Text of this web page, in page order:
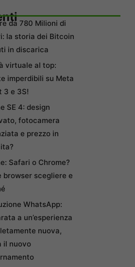
da 780 Milioni di
la storia dei Bitcoin
in discarica
virtuale al top:
imperdibili su Meta
3 e 3S!
SE 4: design
fotocamera
e prezzo in
Safari o Chrome?
browser scegliere e
WhatsApp:
a un’esperienza
nuova,
il nuovo